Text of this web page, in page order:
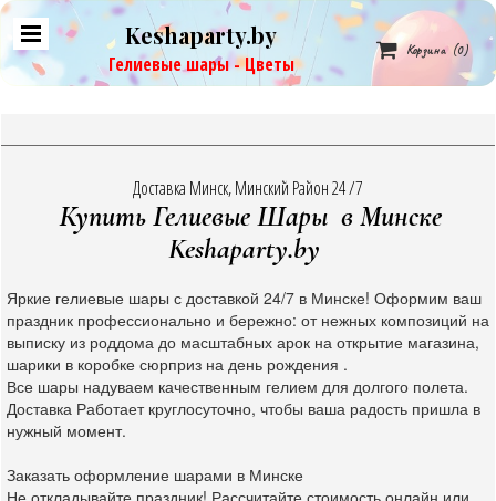
Keshaparty.by
Гелиевые шары - Цветы
 Корзина (0)
Доставка Минск, Минский Район 24 /7
Купить Гелиевые Шары в Минске
Keshaparty.by
Яркие гелиевые шары с доставкой 24/7 в Минске! Оформим ваш
праздник профессионально и бережно: от нежных композиций на
выписку из роддома до масштабных арок на открытие магазина,
шарики в коробке сюрприз на день рождения .
Все шары надуваем качественным гелием для долгого полета.
Доставка Работает круглосуточно, чтобы ваша радость пришла в
нужный момент.
Заказать оформление шарами в Минске
Не откладывайте праздник! Рассчитайте стоимость онлайн или